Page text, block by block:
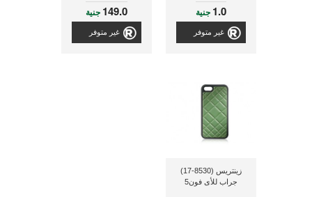
1.0 جنية
غير متوفر
6s بلس مقاس 5.5 بوصة
- وردى
149.0 جنية
غير متوفر
زينتريس (8530-17)
جراب للأى فون5